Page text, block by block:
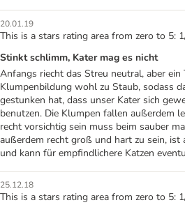
20.01.19
This is a stars rating area from zero to 5:
Stinkt schlimm, Kater mag es nicht
Anfangs riecht das Streu neutral, aber
Klumpenbildung wohl zu Staub, sodass
gestunken hat, dass unser Kater sich
benutzen. Die Klumpen fallen außerdem
recht vorsichtig sein muss beim sauber
außerdem recht groß und hart zu sein,
und kann für empfindlichere Katzen
25.12.18
This is a stars rating area from zero to 5: